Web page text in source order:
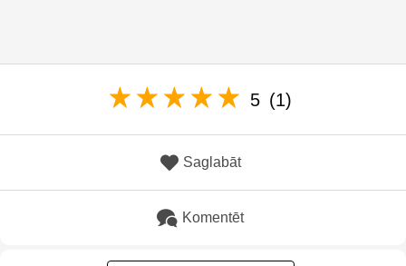
5 (1)
Saglabāt
Komentēt